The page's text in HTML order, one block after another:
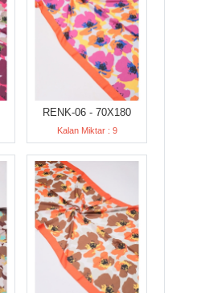
RENK-06 - 70X180
Kalan Miktar : 9